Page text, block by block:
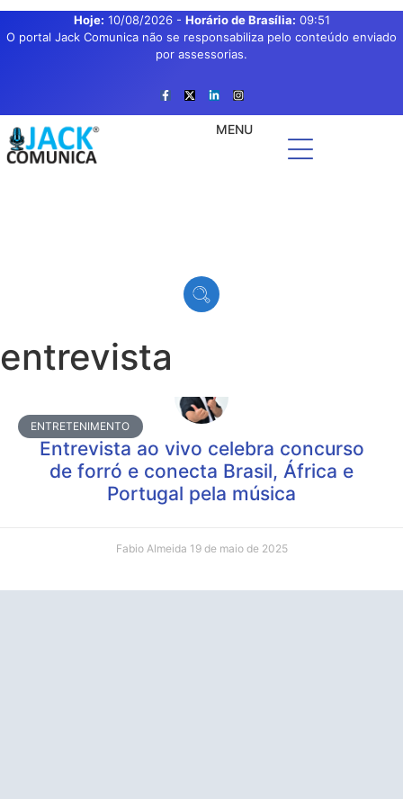
Hoje: 10/08/2026- Horário de Brasília: 09:51
O portal Jack Comunica não se responsabiliza pelo conteúdo enviado
por assessorias.
MENU
entrevista
ENTRETENIMENTO
Entrevista ao vivo celebra concurso
de forró e conecta Brasil, África e
Portugal pela música
Fabio Almeida 19 de maio de 2025